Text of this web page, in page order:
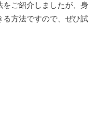
ご紹介しましたが、身
る方法ですので、ぜひ試